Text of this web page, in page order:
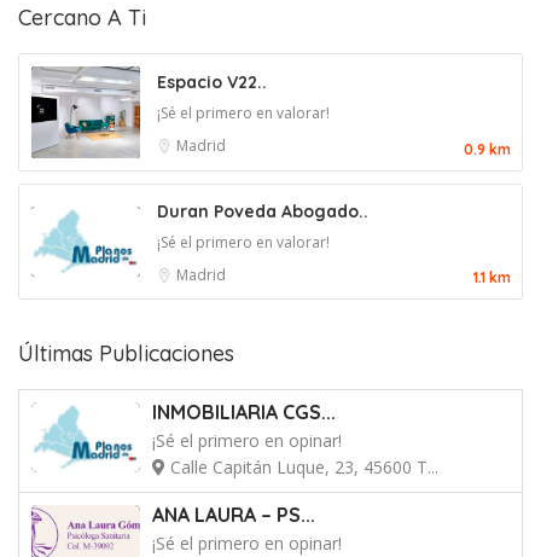
Cercano A Ti
Espacio V22..
¡Sé el primero en valorar!
Madrid
0.9 km
Duran Poveda Abogado..
¡Sé el primero en valorar!
Madrid
1.1 km
Últimas Publicaciones
INMOBILIARIA CGS...
¡Sé el primero en opinar!
Calle Capitán Luque, 23, 45600 T...
ANA LAURA – PS...
¡Sé el primero en opinar!